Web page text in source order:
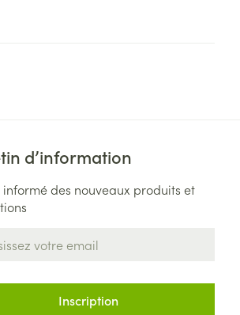
d’information
informé des nouveaux produits et
Inscription